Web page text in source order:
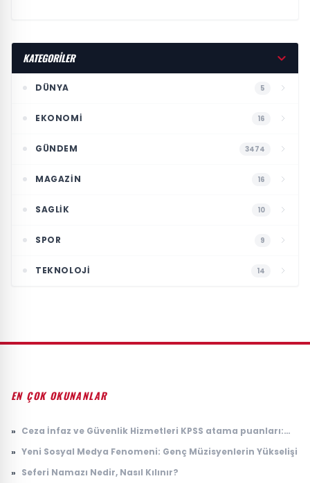
KATEGORİLER
DÜNYA 5
EKONOMI 16
GÜNDEM 3474
MAGAZIN 16
SAGLIK 10
SPOR 9
TEKNOLOJI 14
EN ÇOK OKUNANLAR
» Ceza İnfaz ve Güvenlik Hizmetleri KPSS atama puanları:
» Yeni Sosyal Medya Fenomeni: Genç Müzisyenlerin Yükselişi
» Seferi Namazı Nedir, Nasıl Kılınır?